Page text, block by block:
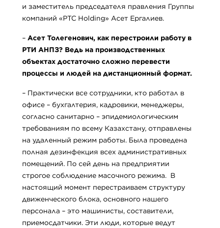
и заместитель председателя правления Группы
компаний «PTC Holding» Асет Ергалиев.
– Асет Толегенович, как перестроили работу в
РТИ АНПЗ? Ведь на производственных
объектах достаточно сложно перевести
процессы и людей на дистанционный формат.
– Практически все сотрудники, кто работал в
офисе – бухгалтерия, кадровики, менеджеры,
согласно санитарно – эпидемиологическим
требованиям по всему Казахстану, отправлены
на удаленный режим работы. Была проведена
полная дезинфекция всех административных
помещений. По сей день на предприятии
строгое соблюдение масочного режима. В
настоящий момент перестраиваем структуру
движенческого блока, основного нашего
персонала – это машинисты, составители,
приемосдатчики. Эти люди, которые ведут